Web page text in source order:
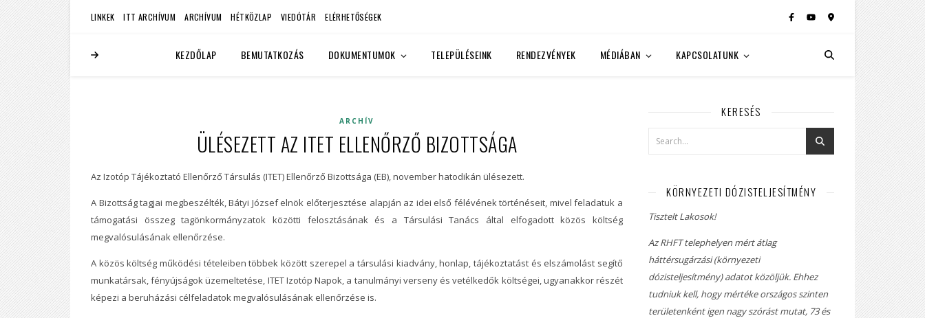
LINKEK ITT ARCHÍVUM ARCHÍVUM HÉTKÖZLAP VIEDÓTÁR ELÉRHETŐSÉGEK
KEZDŐLAP BEMUTATKOZÁS DOKUMENTUMOK TELEPÜLÉSEINK RENDEZVÉNYEK MÉDIÁBAN KAPCSOLATUNK
ARCHÍV
ÜLÉSEZETT AZ ITET ELLENŐRZŐ BIZOTTSÁGA
Az Izotóp Tájékoztató Ellenőrző Társulás (ITET) Ellenőrző Bizottsága (EB), november hatodikán ülésezett.
A Bizottság tagjai megbeszélték, Bátyi József elnök előterjesztése alapján az idei első félévének történéseit, mivel feladatuk a
támogatási összeg tagönkormányzatok közötti felosztásának és a Társulási Tanács által elfogadott közös költség
megvalósulásának ellenőrzése.
A közös költség működési tételeiben többek között szerepel a társulási kiadvány, honlap, tájékoztatást és elszámolást segítő
munkatársak, fényújságok üzemeltetése, ITET Izotóp Napok, a tanulmányi verseny és vetélkedők költségei, ugyanakkor részét
képezi a beruházási célfeladatok megvalósulásának ellenőrzése is.
KERESÉS
KÖRNYEZETI DÓZISTELJESÍTMÉNY
Tisztelt Lakosok!
Az RHFT telephelyen mért átlag
háttérsugárzási (környezeti
dózisteljesítmény) adatot közöljük. Ehhez
tudniuk kell, hogy mértéke országos szinten
területenként igen nagy szórást mutat, 73 és